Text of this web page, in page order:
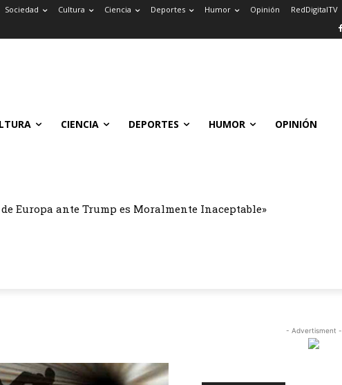
Sociedad Cultura Ciencia Deportes Humor Opinión RedDigitalTV
CIENCIA DEPORTES HUMOR OPINIÓN
Europa ante Trump es Moralmente Inaceptable»
- Advertisment -